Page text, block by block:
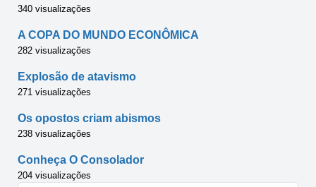
340 visualizações
A COPA DO MUNDO ECONÔMICA
282 visualizações
Explosão de atavismo
271 visualizações
Os opostos criam abismos
238 visualizações
Conheça O Consolador
204 visualizações